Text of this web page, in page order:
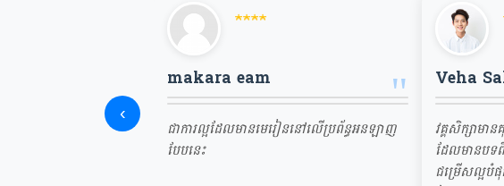
‹
★★★★
makara eam "
ជាការល្អដែលមានមេរៀននៅលើប្រព័ន្ធអនឡាញ
បែបនេះ
Veha
វគ្គសិក្សាម
ដែលមានបទ
ជម្រើសល្អបំ